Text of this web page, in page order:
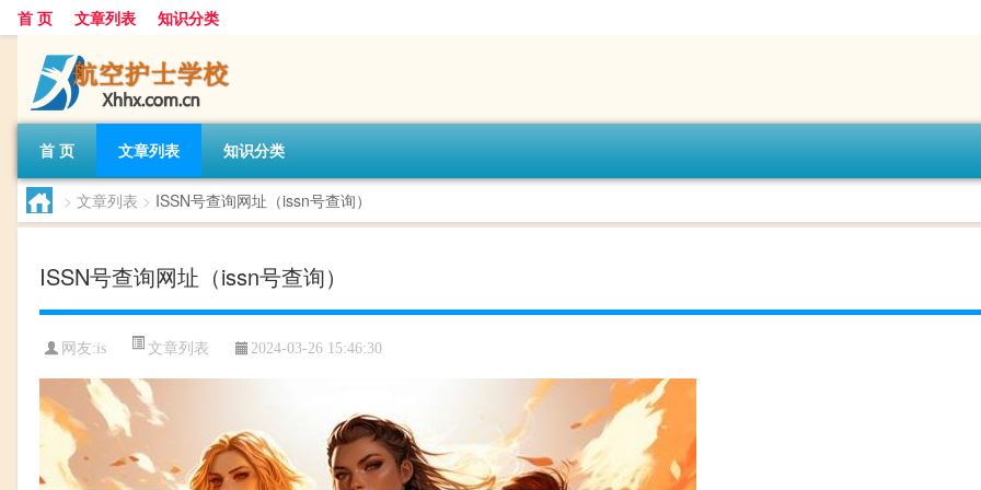
首 页 文章列表 知识分类
首 页 文章列表 知识分类
> 文章列表 > ISSN号查询网址（issn号查询）
ISSN号查询网址（issn号查询）
网友:is 文章列表 2024-03-26 15:46:30